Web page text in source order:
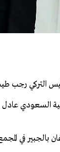
التركي رجب
السعودي عادل
بالجبير في